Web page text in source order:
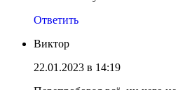
Ответить
Виктор
22.01.2023 в 14:19